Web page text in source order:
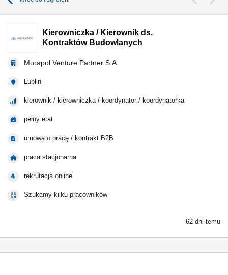
Kierowniczka / Kierownik ds.
Kontraktów Budowlanych
Murapol Venture Partner S.A.
Lublin
kierownik / kierowniczka / koordynator / koordynatorka
pełny etat
umowa o pracę / kontrakt B2B
praca stacjonarna
rekrutacja online
Szukamy kilku pracowników
62 dni temu